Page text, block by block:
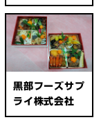
黒部フーズサプ
ライ株式会社